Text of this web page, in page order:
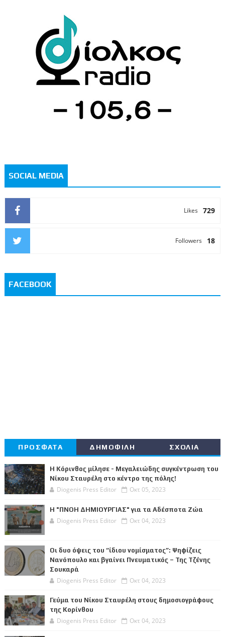
SOCIAL MEDIA
729
Likes
18
Followers
FACEBOOK
ΠΡΟΣΦΑΤΑ ΔΗΜΟΦΙΛΗ ΣΧΟΛΙΑ
Η Κόρινθος μίλησε - Μεγαλειώδης συγκέντρωση του
Νίκου Σταυρέλη στο κέντρο της πόλης!
Diogenis Press Editor Οκτ 05, 2023
Η "ΠΝΟΗ ΔΗΜΙΟΥΡΓΙΑΣ" για τα Αδέσποτα Ζώα
Diogenis Press Editor Οκτ 04, 2023
Οι δυο όψεις του “ίδιου νομίσματος”: Ψηφίζεις
Νανόπουλο και βγαίνει Πνευματικός – Της Τζένης
Σουκαρά
Diogenis Press Editor Οκτ 04, 2023
Γεύμα του Νίκου Σταυρέλη στους δημοσιογράφους
της Κορίνθου
Diogenis Press Editor Οκτ 04, 2023